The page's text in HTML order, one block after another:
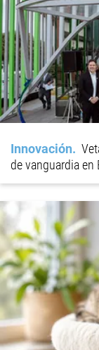
Innovación
de vanguardia en